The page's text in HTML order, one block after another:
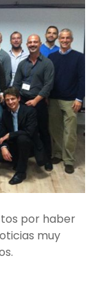
por haber
muy